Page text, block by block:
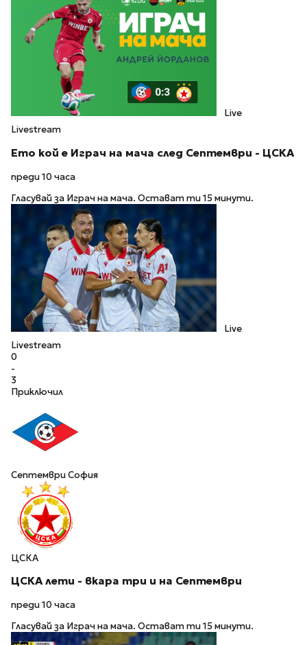
Live
Livestream
Ето кой е Играч на мача след Септември - ЦСКА
преди 10 часа
Гласувай за Играч на мача. Остават ти 15 минути.
Live
Livestream
0
-
3
Приключил
Септември София
ЦСКА
ЦСКА лети - вкара три и на Септември
преди 10 часа
Гласувай за Играч на мача. Остават ти 15 минути.